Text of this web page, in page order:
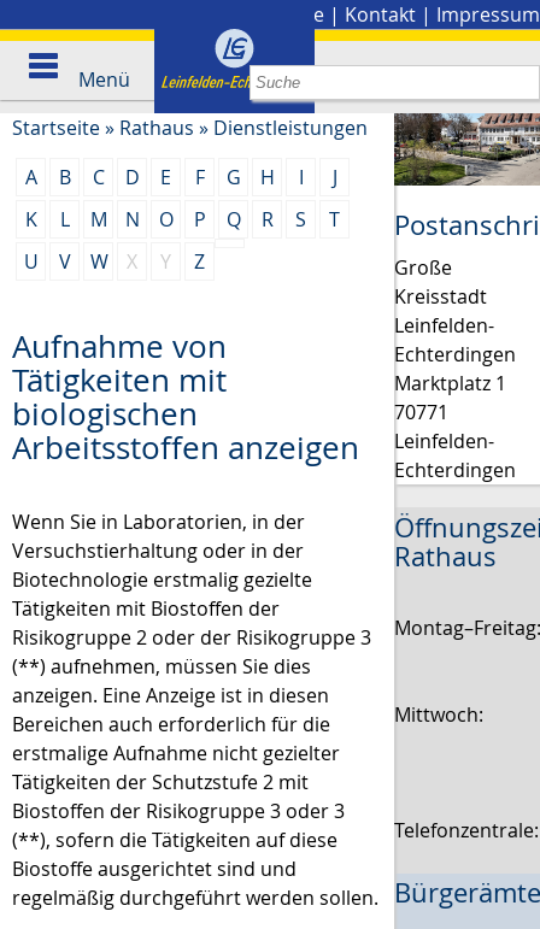
Presse | Kontakt | Impressum
Menü
Startseite» Rathaus » Dienstleistungen
A
B C D E F G H I
J
K
L M N O P Q R S
T
U
V W X Y Z
Aufnahme von
Tätigkeiten mit
biologischen
Arbeitsstoffen anzeigen
Wenn Sie in Laboratorien, in der
Versuchstierhaltung oder in der
Biotechnologie erstmalig gezielte
Tätigkeiten mit Biostoffen der
Risikogruppe 2 oder der Risikogruppe 3
(**) aufnehmen, müssen Sie dies
anzeigen. Eine Anzeige ist in diesen
Bereichen auch erforderlich für die
erstmalige Aufnahme nicht gezielter
Tätigkeiten der Schutzstufe 2 mit
Biostoffen der Risikogruppe 3 oder 3
(**), sofern die Tätigkeiten auf diese
Biostoffe ausgerichtet sind und
regelmäßig durchgeführt werden sollen.
Große
Kreisstadt
Leinfelden-
Echterdingen
Marktplatz 1
70771
Leinfelden-
Echterdingen
Rathaus
Mittwoch: